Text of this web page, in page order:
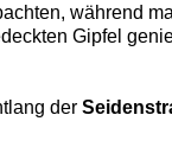
während
Gipfel
der